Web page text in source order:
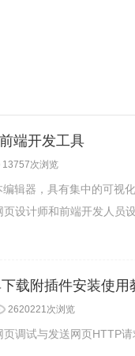
端开发工具
13757次浏览
辑器，具有集中的可视
设计师和前端开发人员设
载附插件安装使用
2620221次浏览
调试与发送网页HTTP